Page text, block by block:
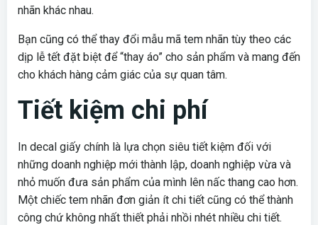
nhãn khác nhau.
Bạn cũng có thể thay đổi mẫu mã tem nhãn tùy theo các
dịp lễ tết đặt biệt để “thay áo” cho sản phẩm và mang đến
cho khách hàng cảm giác của sự quan tâm.
Tiết kiệm chi phí
In decal giấy chính là lựa chọn siêu tiết kiệm đối với
những doanh nghiệp mới thành lập, doanh nghiệp vừa và
nhỏ muốn đưa sản phẩm của mình lên nấc thang cao hơn.
Một chiếc tem nhãn đơn giản ít chi tiết cũng có thể thành
công chứ không nhất thiết phải nhồi nhét nhiều chi tiết.